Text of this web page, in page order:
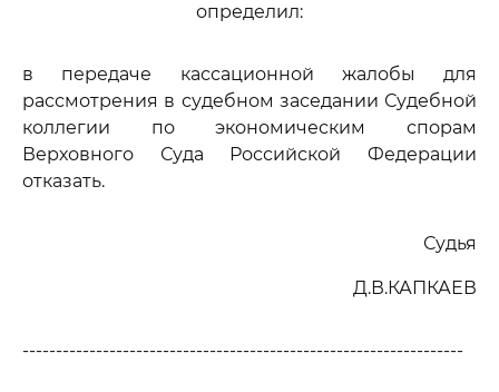
определил:
в передаче кассационной жалобы для
рассмотрения в судебном заседании Судебной
коллегии по экономическим спорам
Верховного Суда Российской Федерации
отказать.
Судья
Д.В.КАПКАЕВ
------------------------------------------------------------------